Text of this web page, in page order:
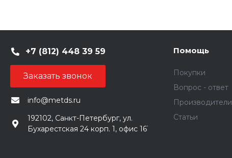
+7 (812) 448 39 59
Заказать звонок
info@metds.ru
192102, Санкт-Петербург, ул.
Бухарестская 24 корп. 1, офис 161
Помощь
Покупки
Вопрос - ответ
Производители
Статьи